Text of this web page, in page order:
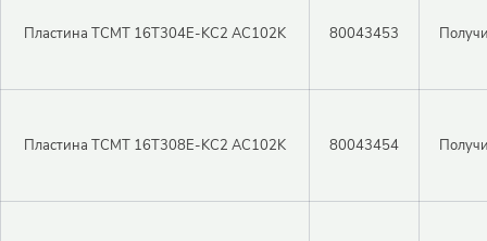
Пластина TCMT 16T304E-KC2 AC102K 80043453
Пластина TCMT 16T308E-KC2 AC102K 80043454